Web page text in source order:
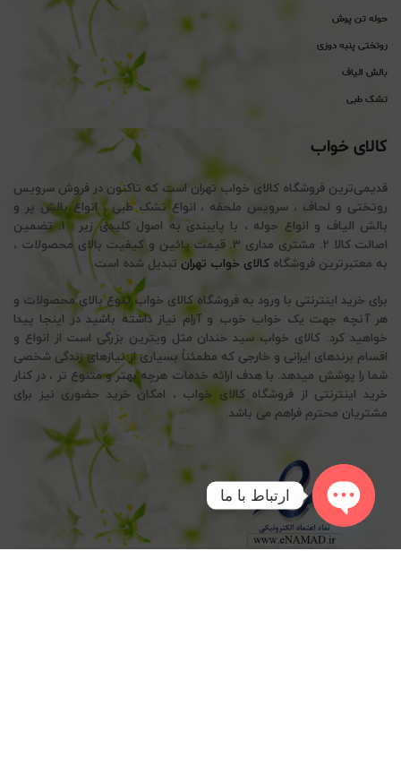
حوله تن پوش
روتختی پنبه دوزی
بالش الیاف
تشک طبی
کالای خواب
قدیمی‌ترین فروشگاه کالای خواب تهران است که تاکنون در فروش سرویس
روتختی و لحاف ، سرویس ملحفه ، انواع تشک طبی ، انواع بالش پر و
بالش الیاف و انواع حوله ، با پایبندی به اصول کلیدی زیر : 1. تضمین
اصالت کالا 2. مشتری مداری 3. قیمت پائین و کیفیت بالای محصولات ،
به معتبرترین فروشگاه کالای خواب تهران تبدیل شده است.
برای خرید اینترنتی با ورود به فروشگاه کالای خواب تنوع بالای محصولات و
هر آنچه جهت یک خواب خوب و آرام نیاز داشته باشید در اینجا پیدا
خواهید کرد. کالای خواب سید خندان مثل ویترین بزرگی است از انواع و
اقسام برندهای ایرانی و خارجی که مطمئناً بسیاری از نیازهای زندگی شخصی
شما را پوشش میدهد. با هدف ارائه خدمات هرچه بهتر و متنوع تر ، در کنار
خرید اینترنتی از فروشگاه کالای خواب ، امکان خرید حضوری نیز برای
مشتریان محترم فراهم می باشد.
ارتباط با ما
OPEN
CHATY